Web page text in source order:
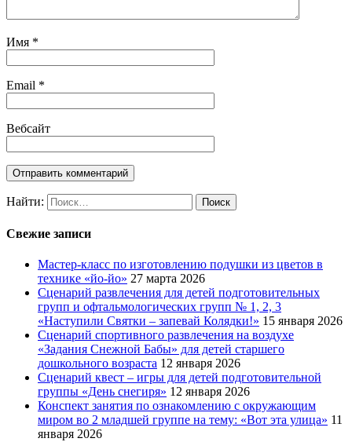
Имя *
Email *
Вебсайт
Найти:
Свежие записи
Мастер-класс по изготовлению подушки из цветов в
технике «йо-йо» 27 марта 2026
Сценарий развлечения для детей подготовительных
групп и офтальмологических групп № 1, 2, 3
«Наступили Святки – запевай Колядки!» 15 января 2026
Сценарий спортивного развлечения на воздухе
«Задания Снежной Бабы» для детей старшего
дошкольного возраста 12 января 2026
Сценарий квест – игры для детей подготовительной
группы «День снегиря» 12 января 2026
Конспект занятия по ознакомлению с окружающим
миром во 2 младшей группе на тему: «Вот эта улица» 11
января 2026